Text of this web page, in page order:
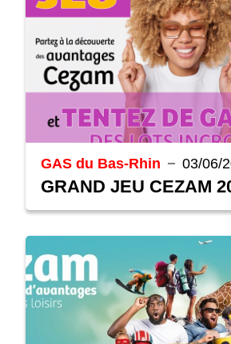
GAS du Bas-Rhin 03/06/
GRAND JEU CEZAM